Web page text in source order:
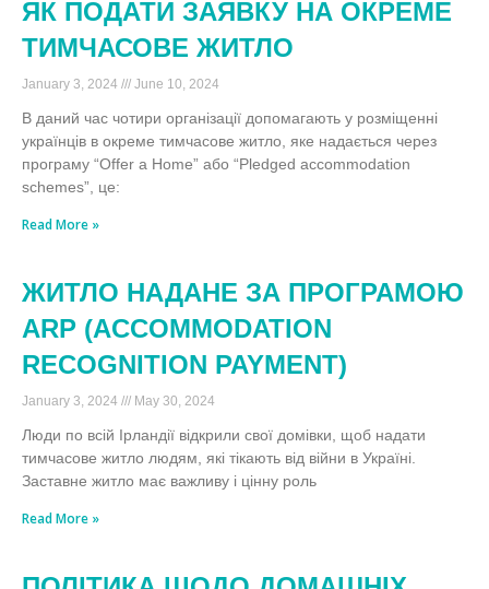
ЯК ПОДАТИ ЗАЯВКУ НА ОКРЕМЕ
ТИМЧАСОВЕ ЖИТЛО
January 3, 2024 June 10, 2024
В даний час чотири організації допомагають у розміщенні
українців в окреме тимчасове житло, яке надається через
програму “Offer а Home” або “Pledged accommodation
schemes”, це:
Read More »
ЖИТЛО НАДАНЕ ЗА ПРОГРАМОЮ
ARP (ACCOMMODATION
RECOGNITION PAYMENT)
January 3, 2024 May 30, 2024
Люди по всій Ірландії відкрили свої домівки, щоб надати
тимчасове житло людям, які тікають від війни в Україні.
Заставне житло має важливу і цінну роль
Read More »